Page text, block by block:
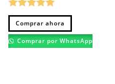
Valorado
con5.00de
5
Comprar ahora
Este
tiene
múltiples
variantes.
Comprar por WhatsApp